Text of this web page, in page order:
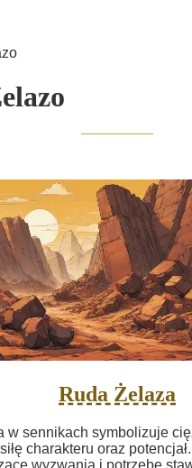
Ruda Żelaza
w sennikach symbolizuje
charakteru oraz
wyzwania i potrzebę